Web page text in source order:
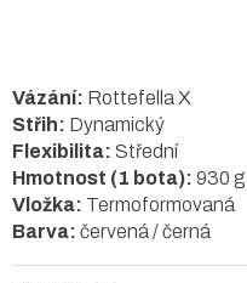
Vázání: Rottefella X
Střih: Dynamický
Flexibilita: Střední
Hmotnost (1 bota): 930 g
Vložka: Termoformovaná
Barva: červená / černá